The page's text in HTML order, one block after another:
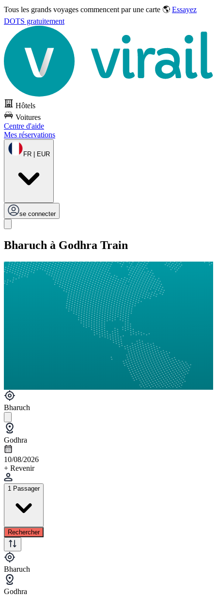
Tous les grands voyages commencent par une carte 🌎 Essayez
DOTS gratuitement
Hôtels
Voitures
Centre d'aide
Mes réservations
FR | EUR
se connecter
Bharuch à Godhra Train
Bharuch
Godhra
10/08/2026
+ Revenir
1 Passager
Rechercher
Bharuch
Godhra